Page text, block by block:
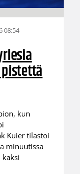
08:54
kun
Kuier tilastoi
minuutissa